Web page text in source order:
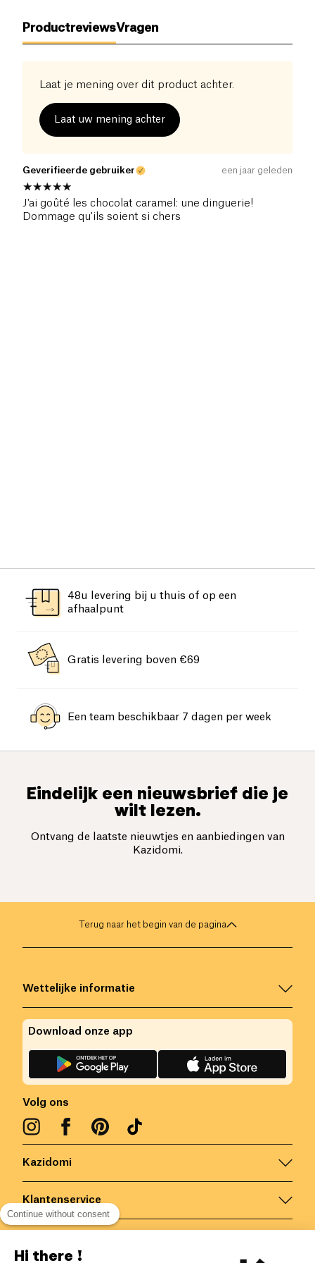
ProductreviewsVragen
Laat je mening over dit product achter.
Laat uw mening achter
Geverifieerde gebruiker een jaar geleden
J'ai goûté les chocolat caramel: une dinguerie!
Dommage qu'ils soient si chers
48u levering bij u thuis of op een
afhaalpunt
Gratis levering boven €69
Een team beschikbaar 7 dagen per week
Eindelijk een nieuwsbrief die je
wilt lezen.
Ontvang de laatste nieuwtjes en aanbiedingen van
Kazidomi.
Terug naar het begin van de pagina
Kazidomi
Klantenservice
Wettelijke informatie
Volg ons
Download onze app
Continue without consent
Hi there !